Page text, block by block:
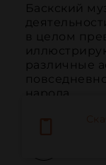
Баскский
в целом
различные
народа.